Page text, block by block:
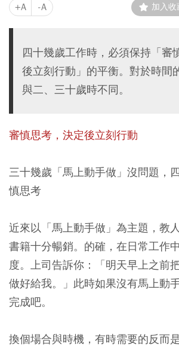
+A -A 加入收
四十幾歲工作時，必須保持「審
後立刻行動」的平衡。對於時間
與二、三十歲時不同。
審慎思考，決定後立刻行動
三十幾歲「馬上動手做」沒問題，
慎思考
近來以「馬上動手做」為主題，教
書籍十分暢銷。的確，在日常工作
度。上司告訴你：「明天早上之前
做好給我。」此時如果沒有馬上動
完成吧。
換個場合與時機，有時需要的反而